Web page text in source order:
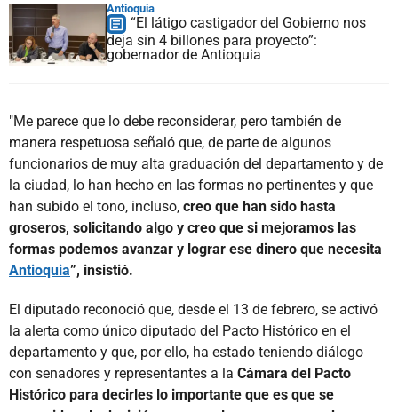
Antioquia
“El látigo castigador del Gobierno nos
deja sin 4 billones para proyecto”:
gobernador de Antioquia
"Me parece que lo debe reconsiderar, pero también de
manera respetuosa señaló que, de parte de algunos
funcionarios de muy alta graduación del departamento y de
la ciudad, lo han hecho en las formas no pertinentes y que
han subido el tono, incluso, creo que han sido hasta
groseros, solicitando algo y creo que si mejoramos las
formas podemos avanzar y lograr ese dinero que necesita
Antioquia”, insistió.
El diputado reconoció que, desde el 13 de febrero, se activó
la alerta como único diputado del Pacto Histórico en el
departamento y que, por ello, ha estado teniendo diálogo
con senadores y representantes a la Cámara del Pacto
Histórico para decirles lo importante que es que se